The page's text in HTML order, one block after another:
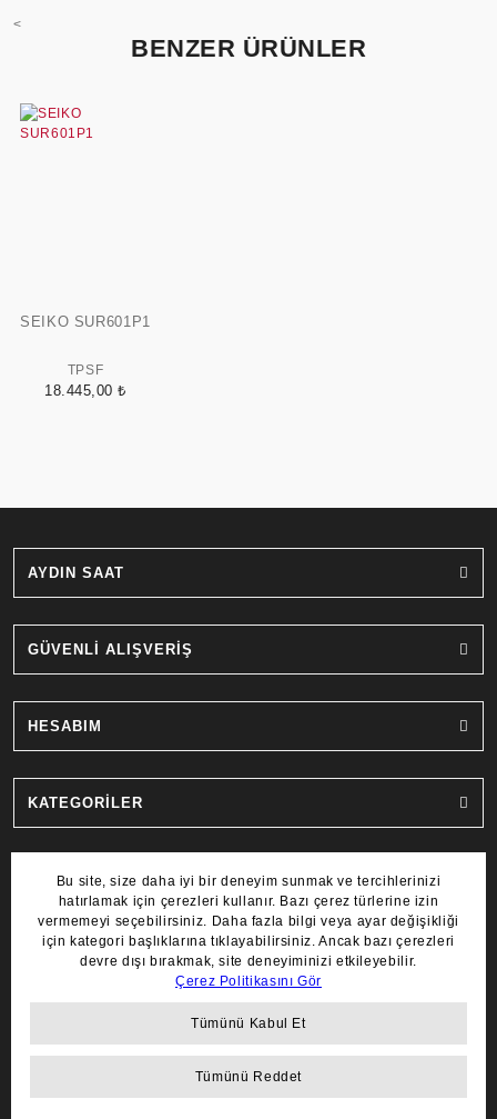
<
BENZER ÜRÜNLER
SEIKO SUR601P1
TPSF
18.445,00 ₺
AYDIN SAAT
GÜVENLİ ALIŞVERİŞ
HESABIM
KATEGORİLER
MARKALAR